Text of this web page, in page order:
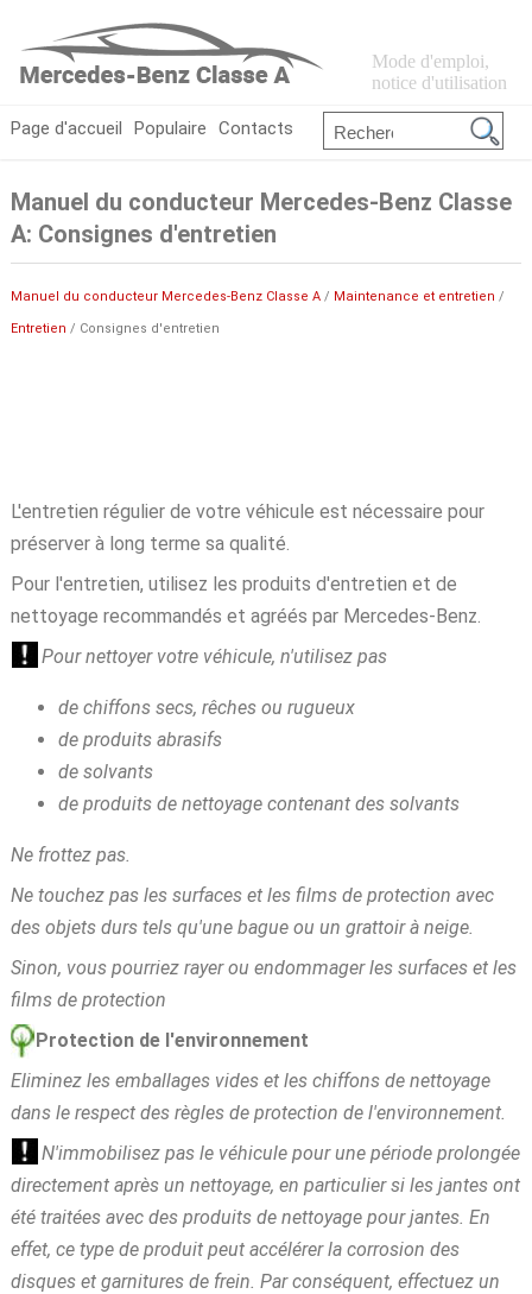
Mode d'emploi,
notice d'utilisation
Page d'accueil Populaire Contacts
Manuel du conducteur Mercedes-Benz Classe
A: Consignes d'entretien
Manuel du conducteur Mercedes-Benz Classe A/ Maintenance et entretien /
Entretien / Consignes d'entretien
L'entretien régulier de votre véhicule est nécessaire pour
préserver à long terme sa qualité.
Pour l'entretien, utilisez les produits d'entretien et de
nettoyage recommandés et agréés par Mercedes‑Benz.
Pour nettoyer votre véhicule, n'utilisez pas
de chiffons secs, rêches ou rugueux
de produits abrasifs
de solvants
de produits de nettoyage contenant des solvants
Ne frottez pas.
Ne touchez pas les surfaces et les films de protection avec
des objets durs tels qu'une bague ou un grattoir à neige.
Sinon, vous pourriez rayer ou endommager les surfaces et les
films de protection
Protection de l'environnement
Eliminez les emballages vides et les chiffons de nettoyage
dans le respect des règles de protection de l'environnement.
N'immobilisez pas le véhicule pour une période prolongée
directement après un nettoyage, en particulier si les jantes ont
été traitées avec des produits de nettoyage pour jantes. En
effet, ce type de produit peut accélérer la corrosion des
disques et garnitures de frein. Par conséquent, effectuez un